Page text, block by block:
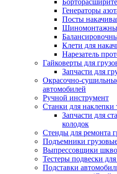
Генераторы
Посты
Клети для
Нарезатель
Гайковерты для
Запчасти для
Окрасочно-
автомобилей
Ручной инструмент
Станки для наклепки
Запчасти для
колодок
Стенды для ремонта
Подъемники
Выпрессовщики
Тестеры подвески
Подставки